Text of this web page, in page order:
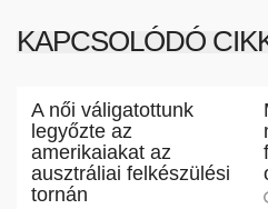
KAPCSOLÓDÓ
A női váligatottunk
legyőzte az
amerikaiakat az
ausztráliai felkészülési
tornán